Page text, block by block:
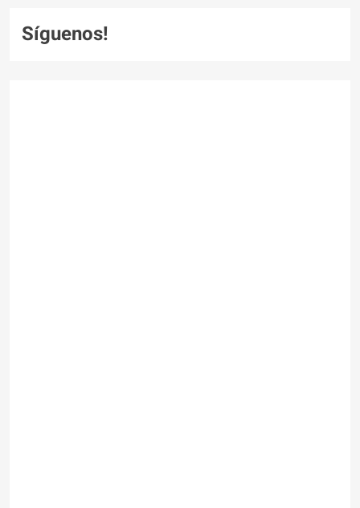
Síguenos!